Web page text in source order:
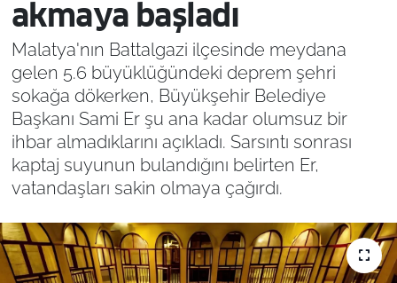
akmaya başladı
Malatya'nın Battalgazi ilçesinde meydana
gelen 5.6 büyüklüğündeki deprem şehri
sokağa dökerken, Büyükşehir Belediye
Başkanı Sami Er şu ana kadar olumsuz bir
ihbar almadıklarını açıkladı. Sarsıntı sonrası
kaptaj suyunun bulandığını belirten Er,
vatandaşları sakin olmaya çağırdı.